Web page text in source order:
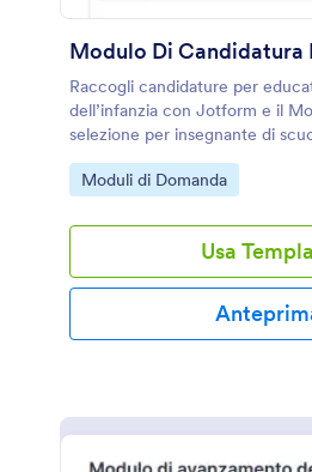
Raccogli candidature per
dell’infanzia con Jotform e il
selezione per insegnante di
ideale per scuole e servizi
gestire selezioni e raccolta dati
Go to Category:
Moduli di Domanda
Usa